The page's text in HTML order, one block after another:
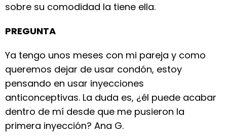
sobre su comodidad la tiene ella.
PREGUNTA
Ya tengo unos meses con mi pareja y como
queremos dejar de usar condón, estoy
pensando en usar inyecciones
anticonceptivas. La duda es, ¿él puede acabar
dentro de mí desde que me pusieron la
primera inyección? Ana G.